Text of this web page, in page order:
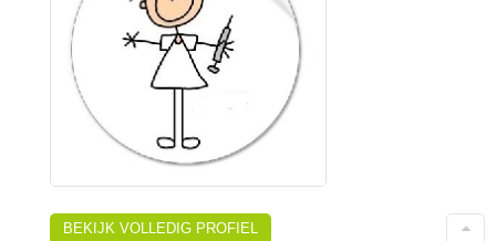
BEKIJK VOLLEDIG PROFIEL